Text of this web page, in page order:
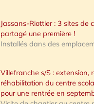
Jassans-Riottier : 3 sites de
partagé une première !
Installés dans des
Villefranche s/S : extension,
réhabilitation du centre
pour une rentrée en